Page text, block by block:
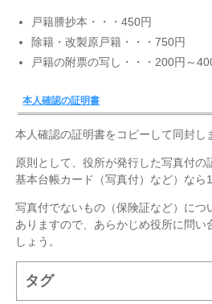
戸籍謄抄本・・・450円
除籍・改製原戸籍・・・750円
戸籍の附票の写し・・・200円～
本人確認の証明書
本人確認の証明書をコピーして同封し
原則として、役所が発行した写真付の
基本台帳カード（写真付）など）なら1
写真付でないもの（保険証など）につ
ありますので、あらかじめ役所に問い
しょう。
タグ